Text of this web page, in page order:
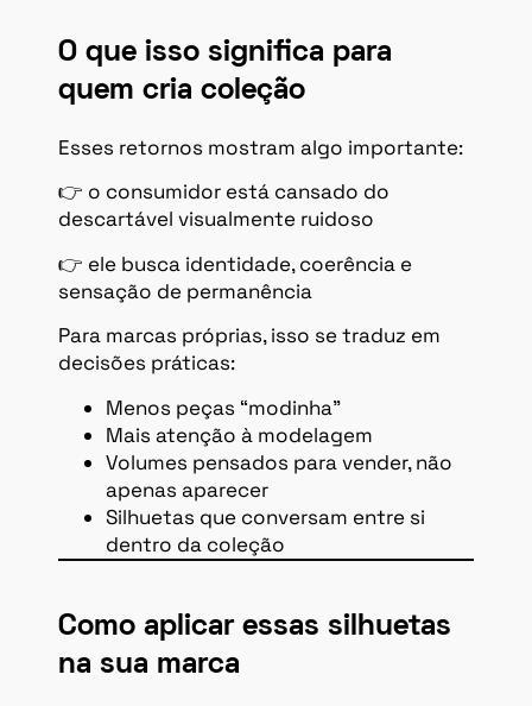
O que isso significa para
quem cria coleção
Esses retornos mostram algo importante:
👉 o consumidor está cansado do
descartável visualmente ruidoso
👉 ele busca identidade, coerência e
sensação de permanência
Para marcas próprias, isso se traduz em
decisões práticas:
Menos peças “modinha”
Mais atenção à modelagem
Volumes pensados para vender, não
apenas aparecer
Silhuetas que conversam entre si
dentro da coleção
Como aplicar essas silhuetas
na sua marca